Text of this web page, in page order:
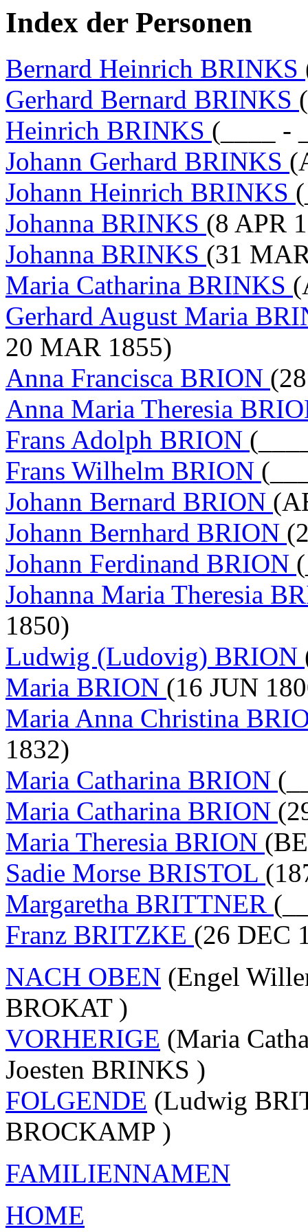
Index der Personen
Bernard Heinrich BRINKS
Gerhard Bernard BRINKS
Heinrich BRINKS (____ -
Johann Gerhard BRINKS
Johann Heinrich BRINKS
Johanna BRINKS (8 APR
Johanna BRINKS (31
Maria Catharina BRINKS
Gerhard August Maria
20 MAR 1855)
Anna Francisca BRION
Anna Maria Theresia
Frans Adolph BRION
Frans Wilhelm BRION
Johann Bernard BRION
Johann Bernhard BRION
Johann Ferdinand BRION
Johanna Maria Theresia
1850)
Ludwig (Ludovig) BRION
Maria BRION (16 JUN
Maria Anna Christina
1832)
Maria Catharina BRION
Maria Catharina BRION
Maria Theresia BRION
Sadie Morse BRISTOL
Margaretha BRITTNER
Franz BRITZKE (26 DEC
NACH OBEN (Engel
BROKAT )
VORHERIGE (Maria
Joesten BRINKS )
FOLGENDE (Ludwig
BROCKAMP )
FAMILIENNAMEN
HOME